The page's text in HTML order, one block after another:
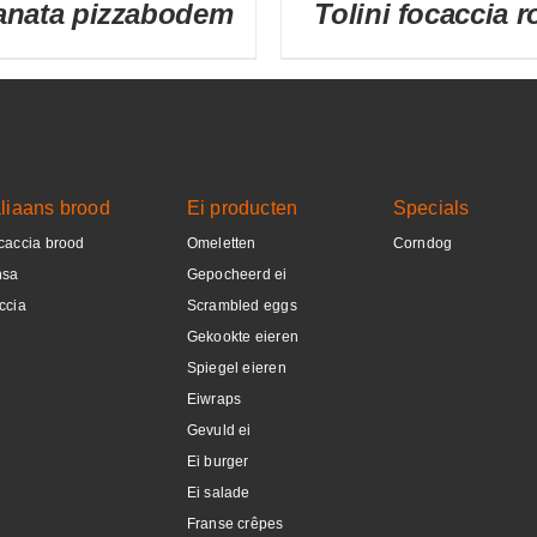
pizzabodem Tolini focaccia
brood
brood
Ei producten
Omeletten
Gepocheerd ei
Scrambled eggs
Gekookte eieren
Spiegel eieren
Eiwraps
Gevuld ei
Ei burger
Ei salade
Franse crêpes
Specials
Corndog